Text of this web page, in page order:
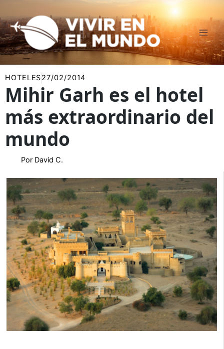
al
contenido
HOTELES27/02/2014
Mihir Garh es el hotel
más extraordinario del
mundo
Por David C.